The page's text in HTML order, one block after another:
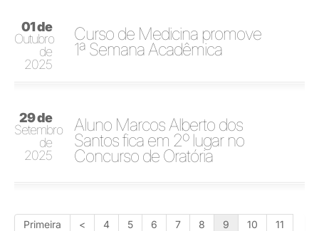
01 de
Outubro
de
2025
Curso de Medicina promove
1ª Semana Acadêmica
29 de
Setembro
de
2025
Aluno Marcos Alberto dos
Santos fica em 2º lugar no
Concurso de Oratória
Primeira < 4 5 6 7 8 9 10
11